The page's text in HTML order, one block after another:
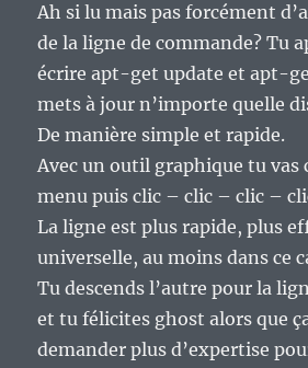
Ah si lu mais pas forcément
de la ligne de commande? Tu
écrire apt-get update et apt-
mets à jour n’importe quelle
De manière simple et rapide.
Avec un outil graphique tu vas
menu puis clic – clic – clic –
La ligne est plus rapide, plus
universelle, au moins dans ce
Tu descends l’autre pour la
et tu félicites ghost alors que
demander plus d’expertise